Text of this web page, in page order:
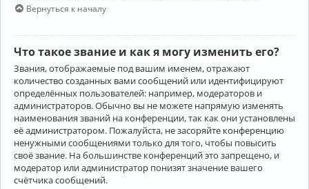
Вернуться к началу
Что такое звание и как я могу изменить его?
Звания, отображаемые под вашим именем, отражают
количество созданных вами сообщений или идентифицируют
определённых пользователей: например, модераторов и
администраторов. Обычно вы не можете напрямую изменять
наименования званий на конференции, так как они установлены
её администратором. Пожалуйста, не засоряйте конференцию
ненужными сообщениями только для того, чтобы повысить
своё звание. На большинстве конференций это запрещено, и
модератор или администратор понизят значение вашего
счётчика сообщений.